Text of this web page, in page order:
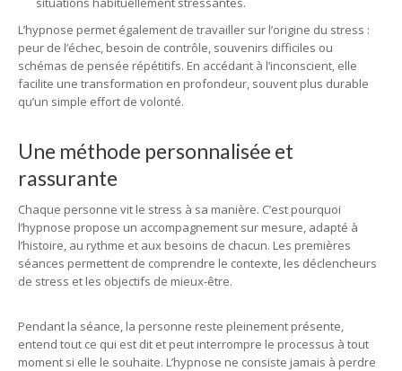
L’hypnose permet également de travailler sur l’origine du stress :
peur de l’échec, besoin de contrôle, souvenirs difficiles ou
schémas de pensée répétitifs. En accédant à l’inconscient, elle
facilite une transformation en profondeur, souvent plus durable
qu’un simple effort de volonté.
Une méthode personnalisée et
rassurante
Chaque personne vit le stress à sa manière. C’est pourquoi
l’hypnose propose un accompagnement sur mesure, adapté à
l’histoire, au rythme et aux besoins de chacun. Les premières
séances permettent de comprendre le contexte, les déclencheurs
de stress et les objectifs de mieux-être.
Pendant la séance, la personne reste pleinement présente,
entend tout ce qui est dit et peut interrompre le processus à tout
moment si elle le souhaite. L’hypnose ne consiste jamais à perdre